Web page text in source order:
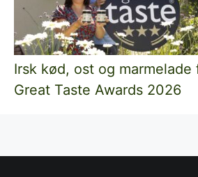
Irsk kød, ost og marmelade
Great Taste Awards 2026